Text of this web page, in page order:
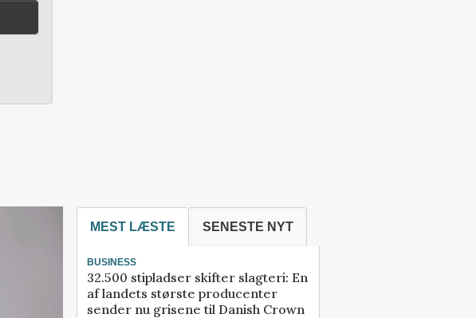
MEST LÆSTE SENESTE NYT
BUSINESS
32.500 stipladser skifter slagteri: En
af landets største producenter
sender nu grisene til Danish Crown